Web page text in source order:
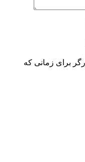
زمانی که